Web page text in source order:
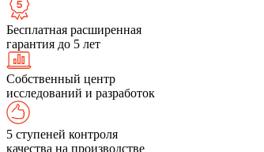
Бесплатная расширенная
гарантия до 5 лет
Собственный центр
исследований и разработок
5 ступеней контроля
качества на производстве